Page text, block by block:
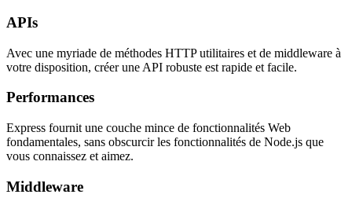
APIs
Avec une myriade de méthodes HTTP utilitaires et de middleware à
votre disposition, créer une API robuste est rapide et facile.
Performances
Express fournit une couche mince de fonctionnalités Web
fondamentales, sans obscurcir les fonctionnalités de Node.js que
vous connaissez et aimez.
Middleware